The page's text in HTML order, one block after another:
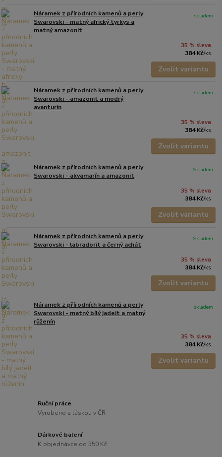
Náramek z přírodních kamenů a perly
Swarovski - matný africký tyrkys a
matný amazonit
35 % sleva
384 Kč/ks
skladem
Zvolit variantu
Náramek z přírodních kamenů a perly
Swarovski - amazonit a modrý
avanturín
35 % sleva
384 Kč/ks
skladem
Zvolit variantu
Náramek z přírodních kamenů a perly
Swarovski - akvamarín a amazonit
35 % sleva
384 Kč/ks
Skladem
Zvolit variantu
Náramek z přírodních kamenů a perly
Swarovski - labradorit a černý achát
35 % sleva
384 Kč/ks
Skladem
Zvolit variantu
Náramek z přírodních kamenů a perly
Swarovski - matný bílý jadeit a matný
růženín
35 % sleva
384 Kč/ks
skladem
Zvolit variantu
Ruční práce
Vyrobeno s láskou v ČR
Dárkové balení
K objednávce od 350 Kč